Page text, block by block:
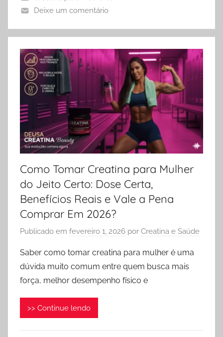
Deixe um comentário
Como Tomar Creatina para Mulher
do Jeito Certo: Dose Certa,
Benefícios Reais e Vale a Pena
Comprar Em 2026?
Publicado em fevereiro 1, 2026 por Creatina e Saúde
Saber como tomar creatina para mulher é uma
dúvida muito comum entre quem busca mais
força, melhor desempenho físico e
>> Continue lendo